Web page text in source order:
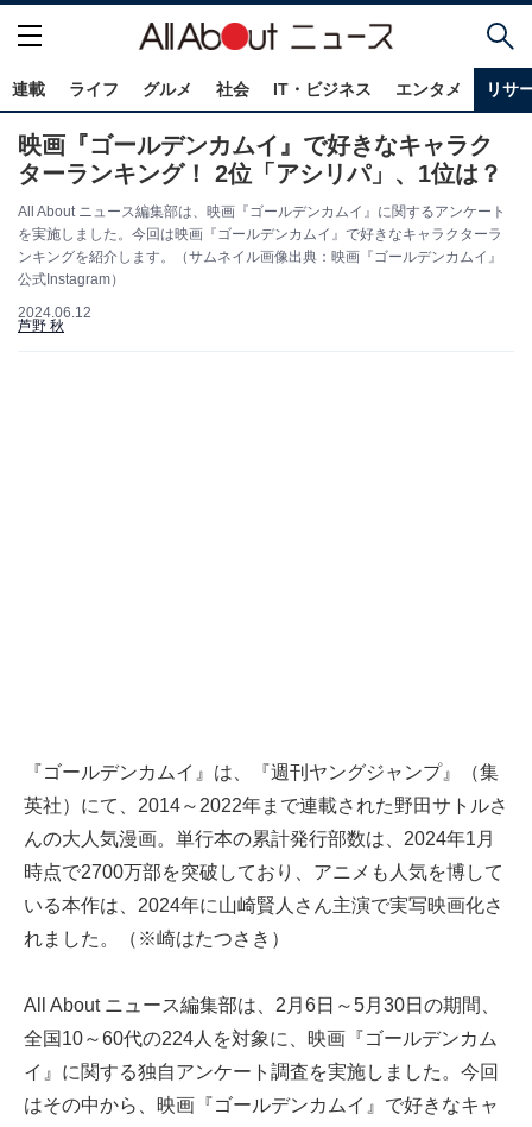
連載 ライフ グルメ 社会 IT・ビジネス エンタメ リサ
映画『ゴールデンカムイ』で好きなキャラク
ターランキング！ 2位「アシリパ」、1位は？
All About ニュース編集部は、映画『ゴールデンカムイ』に関するアンケート
を実施しました。今回は映画『ゴールデンカムイ』で好きなキャラクターラ
ンキングを紹介します。（サムネイル画像出典：映画『ゴールデンカムイ』
公式Instagram）
2024.06.12
芦野 秋
『ゴールデンカムイ』は、『週刊ヤングジャンプ』（集
英社）にて、2014～2022年まで連載された野田サトルさ
んの大人気漫画。単行本の累計発行部数は、2024年1月
時点で2700万部を突破しており、アニメも人気を博して
いる本作は、2024年に山崎賢人さん主演で実写映画化さ
れました。（※崎はたつさき）
All About ニュース編集部は、2月6日～5月30日の期間、
全国10～60代の224人を対象に、映画『ゴールデンカム
イ』に関する独自アンケート調査を実施しました。今回
はその中から、映画『ゴールデンカムイ』で好きなキャ